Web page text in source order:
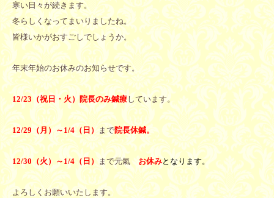
寒い日々が続きます。
冬らしくなってまいりましたね。
皆様いかがおすごしでしょうか。
年末年始のお休みのお知らせです。
12/23（祝日・火）院長のみ鍼療しています。
12/29（月）～1/4（日）まで院長休鍼。
12/30（火）～1/4（日）まで元氣 お休みとなります。
よろしくお願いいたします。